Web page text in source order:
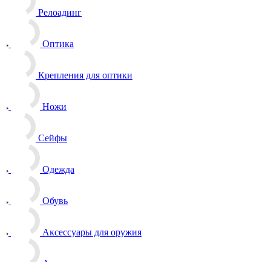
Релоадинг
Оптика
Крепления для оптики
Ножи
Сейфы
Одежда
Обувь
Аксессуары для оружия